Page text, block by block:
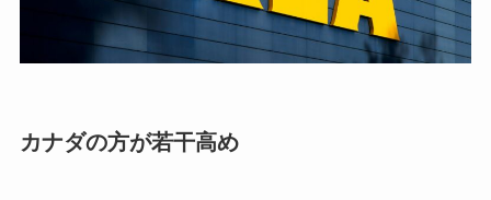
カナダの方が若干高め